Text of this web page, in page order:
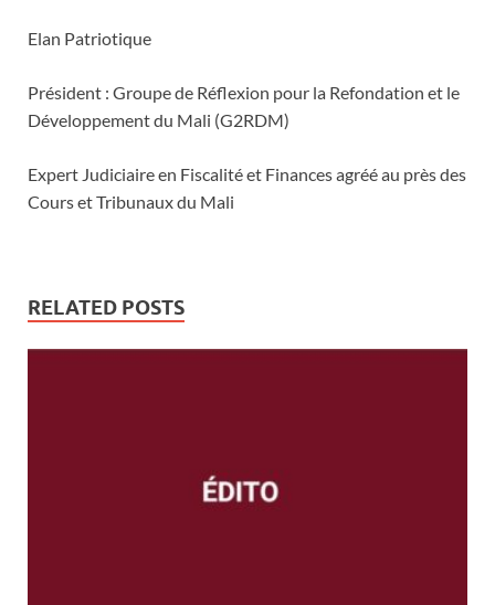
Elan Patriotique
Président : Groupe de Réflexion pour la Refondation et le
Développement du Mali (G2RDM)
Expert Judiciaire en Fiscalité et Finances agréé au près des
Cours et Tribunaux du Mali
RELATED POSTS